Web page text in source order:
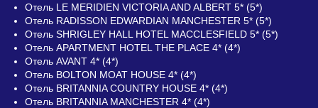
Отель LE MERIDIEN VICTORIA AND ALBERT 5* (5*)
Отель RADISSON EDWARDIAN MANCHESTER 5* (5*)
Отель SHRIGLEY HALL HOTEL MACCLESFIELD 5* (5*)
Отель APARTMENT HOTEL THE PLACE 4* (4*)
Отель AVANT 4* (4*)
Отель BOLTON MOAT HOUSE 4* (4*)
Отель BRITANNIA COUNTRY HOUSE 4* (4*)
Отель BRITANNIA MANCHESTER 4* (4*)